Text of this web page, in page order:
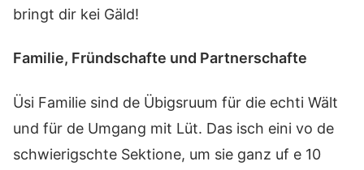
bringt dir kei Gäld!
Familie, Fründschafte und Partnerschafte
Üsi Familie sind de Übigsruum für die echti Wält
und für de Umgang mit Lüt. Das isch eini vo de
schwierigschte Sektione, um sie ganz uf e 10